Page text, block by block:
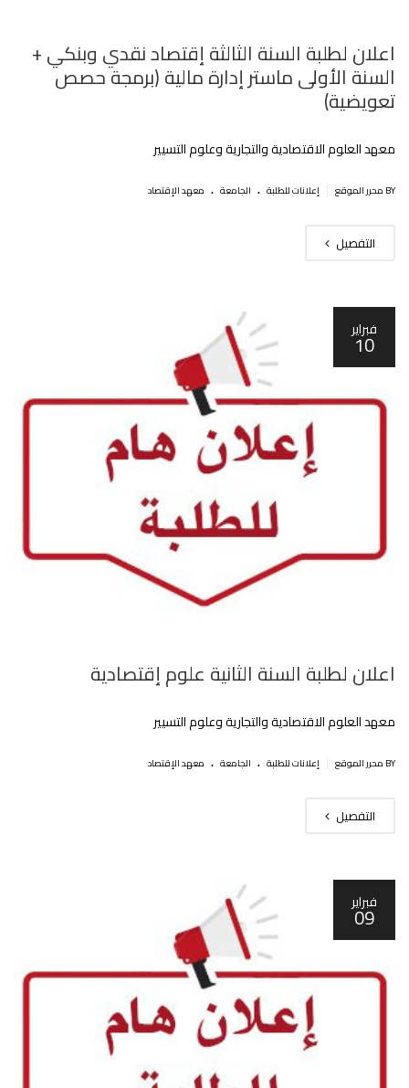
اعلان لطلبة السنة الثالثة إقتصاد نقدي وبنكي +
السنة الأولى ماستر إدارة مالية (برمجة حصص
تعويضية)
معهد العلوم الاقتصادية والتجارية وعلوم التسيير
BY محرر الموقع إعلانات للطلبة . الجامعة . معهد الإقتصاد
التفصيل
فبراير
10
اعلان لطلبة السنة الثانية علوم إقتصادية
معهد العلوم الاقتصادية والتجارية وعلوم التسيير
BY محرر الموقع إعلانات للطلبة . الجامعة . معهد الإقتصاد
التفصيل
فبراير
09